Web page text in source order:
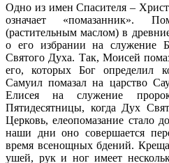
Одно из имен Спасителя –
означает «помазанник».
(растительным маслом) в
о его избрании на служение
Святого Духа. Так, Моисей
его, которых Бог определил
Самуил помазал на царство
Елисея на служение
Пятидесятницы, когда Дух
Церковь, елеопомазание стало
наши дни оно совершается
время всенощных бдений.
ушей, рук и ног имеет